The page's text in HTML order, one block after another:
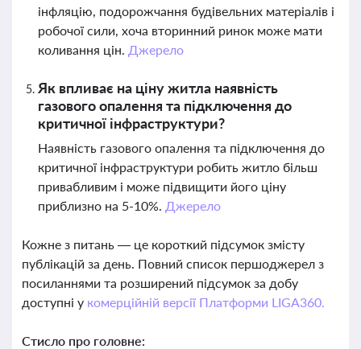
інфляцію, подорожчання будівельних матеріалів і
робочої сили, хоча вторинний ринок може мати
коливання цін. Джерело
Як впливає на ціну житла наявність
газового опалення та підключення до
критичної інфраструктури?
Наявність газового опалення та підключення до
критичної інфраструктури робить житло більш
привабливим і може підвищити його ціну
приблизно на 5-10%. Джерело
Кожне з питань — це короткий підсумок змісту
публікацій за день. Повний список першоджерел з
посиланнями та розширений підсумок за добу
доступні у комерційній версії Платформи LIGA360.
Стисло про головне: